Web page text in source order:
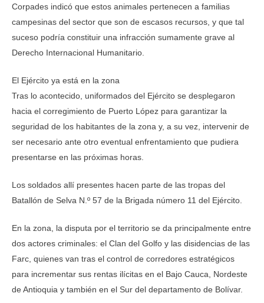
Corpades indicó que estos animales pertenecen a familias
campesinas del sector que son de escasos recursos, y que tal
suceso podría constituir una infracción sumamente grave al
Derecho Internacional Humanitario.
El Ejército ya está en la zona
Tras lo acontecido, uniformados del Ejército se desplegaron
hacia el corregimiento de Puerto López para garantizar la
seguridad de los habitantes de la zona y, a su vez, intervenir de
ser necesario ante otro eventual enfrentamiento que pudiera
presentarse en las próximas horas.
Los soldados allí presentes hacen parte de las tropas del
Batallón de Selva N.º 57 de la Brigada número 11 del Ejército.
En la zona, la disputa por el territorio se da principalmente entre
dos actores criminales: el Clan del Golfo y las disidencias de las
Farc, quienes van tras el control de corredores estratégicos
para incrementar sus rentas ilícitas en el Bajo Cauca, Nordeste
de Antioquia y también en el Sur del departamento de Bolívar.